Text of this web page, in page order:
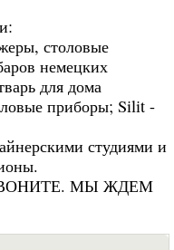
столовые
немецких
для дома
приборы; Silit -
студиями и
МЫ ЖДЕМ